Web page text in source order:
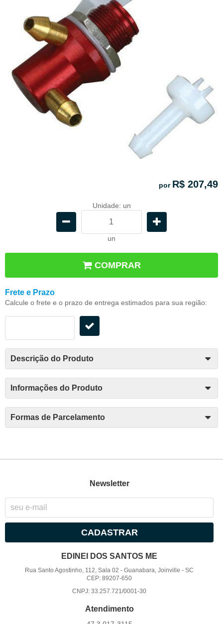
por R$ 207,49
Unidade: un
un
COMPRAR
Frete e Prazo
Calcule o frete e o prazo de entrega estimados para sua região:
Descrição do Produto
Informações do Produto
Formas de Parcelamento
Newsletter
CADASTRAR
EDINEI DOS SANTOS ME
Rua Santo Agostinho, 112, Sala 02 -Guanabara, Joinville -SC
CEP: 89207-650
CNPJ: 33.257.721/0001-30
Atendimento